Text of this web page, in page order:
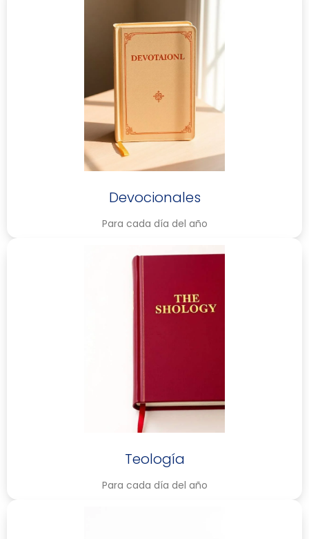
Devocionales
Para cada día del año
Teología
Para cada día del año